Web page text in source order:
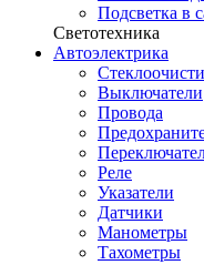
Подсветка в
Светотехника
Автоэлектрика
Выключатели
Провода
Реле
Указатели
Датчики
Манометры
Тахометры